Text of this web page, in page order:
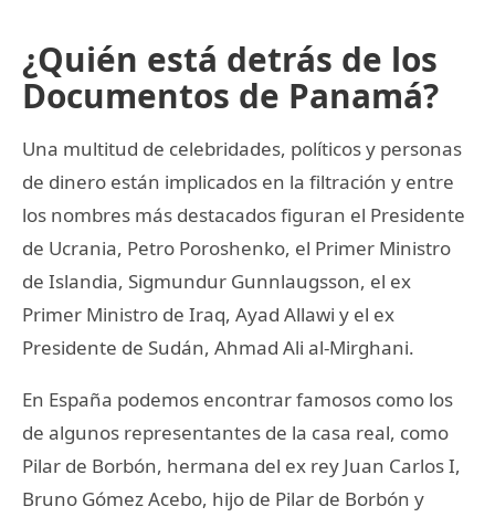
¿Quién está detrás de los
Documentos de Panamá?
Una multitud de celebridades, políticos y personas
de dinero están implicados en la filtración y entre
los nombres más destacados figuran el Presidente
de Ucrania, Petro Poroshenko, el Primer Ministro
de Islandia, Sigmundur Gunnlaugsson, el ex
Primer Ministro de Iraq, Ayad Allawi y el ex
Presidente de Sudán, Ahmad Ali al-Mirghani.
En España podemos encontrar famosos como los
de algunos representantes de la casa real, como
Pilar de Borbón, hermana del ex rey Juan Carlos I,
Bruno Gómez Acebo, hijo de Pilar de Borbón y